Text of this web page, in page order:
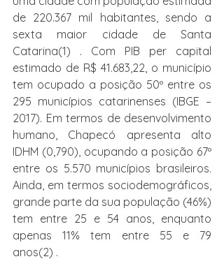
de 220.367 mil habitantes, sendo a
sexta maior cidade de Santa
Catarina(1) . Com PIB per capital
estimado de R$ 41.683,22, o município
tem ocupado a posição 50º entre os
295 municípios catarinenses (IBGE –
2017). Em termos de desenvolvimento
humano, Chapecó apresenta alto
IDHM (0,790), ocupando a posição 67º
entre os 5.570 municípios brasileiros.
Ainda, em termos sociodemográficos,
grande parte da sua população (46%)
tem entre 25 e 54 anos, enquanto
apenas 11% tem entre 55 e 79
anos(2) .